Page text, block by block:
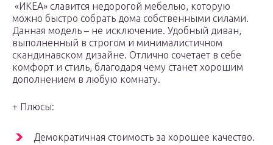
«ИКЕА» славится недорогой мебелью, которую
можно быстро собрать дома собственными силами.
Данная модель – не исключение. Удобный диван,
выполненный в строгом и минималистичном
скандинавском дизайне. Отлично сочетает в себе
комфорт и стиль, благодаря чему станет хорошим
дополнением в любую комнату.
+ Плюсы:
Демократичная стоимость за хорошее качество.